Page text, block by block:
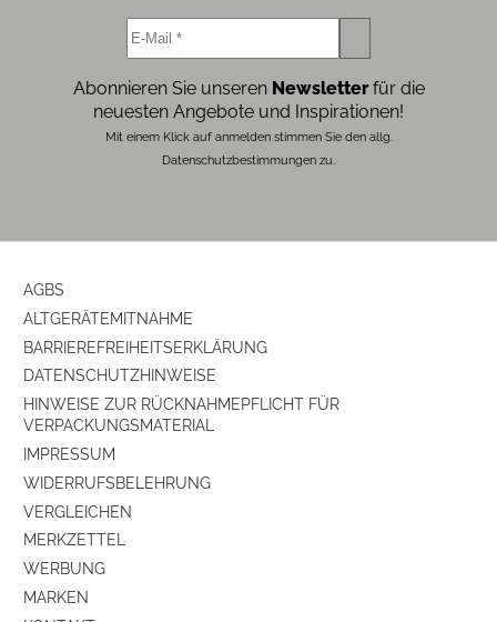
Abonnieren Sie unseren Newsletterfür die
neuesten Angebote und Inspirationen!
Mit einem Klick auf anmelden stimmen Sie den allg.
Datenschutzbestimmungen zu.
AGBS
ALTGERÄTEMITNAHME
BARRIEREFREIHEITSERKLÄRUNG
DATENSCHUTZHINWEISE
HINWEISE ZUR RÜCKNAHMEPFLICHT FÜR
VERPACKUNGSMATERIAL
IMPRESSUM
WIDERRUFSBELEHRUNG
VERGLEICHEN
MERKZETTEL
WERBUNG
MARKEN